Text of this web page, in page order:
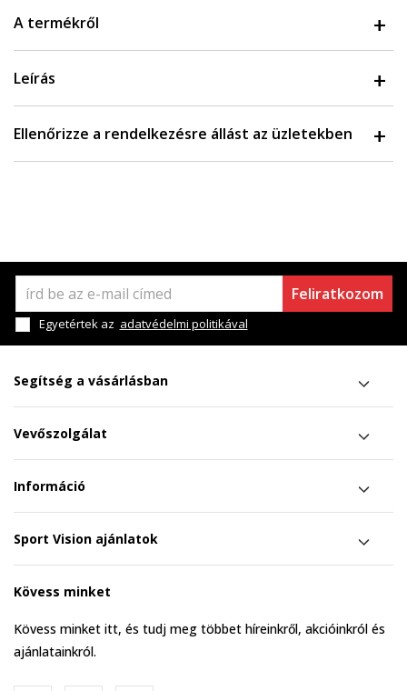
A termékről
Leírás
Ellenőrizze a rendelkezésre állást az üzletekben
Feliratkozom
Egyetértek az adatvédelmi politikával
Segítség a vásárlásban
Vevőszolgálat
Információ
Sport Vision ajánlatok
Kövess minket
Kövess minket itt, és tudj meg többet híreinkről, akcióinkról és
ajánlatainkról.